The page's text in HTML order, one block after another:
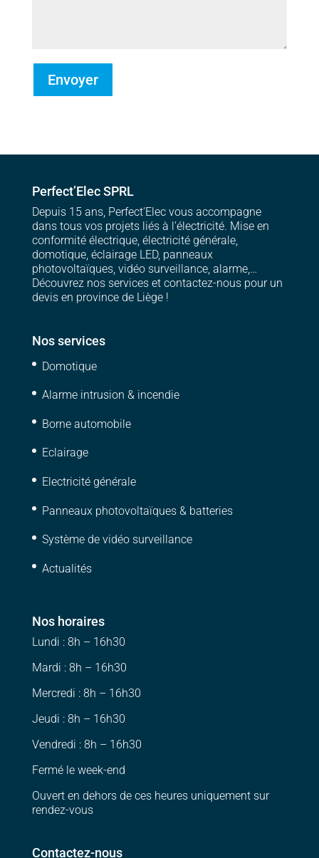
Perfect’Elec SPRL
Depuis 15 ans, Perfect’Elec vous accompagne
dans tous vos projets liés à l’électricité. Mise en
conformité électrique, électricité générale,
domotique, éclairage LED, panneaux
photovoltaïques, vidéo surveillance, alarme,…
Découvrez nos services et contactez-nous pour un
devis en province de Liège !
Nos services
Domotique
Alarme intrusion & incendie
Borne automobile
Eclairage
Electricité générale
Panneaux photovoltaïques & batteries
Système de vidéo surveillance
Actualités
Nos horaires
Lundi : 8h – 16h30
Mardi : 8h – 16h30
Mercredi : 8h – 16h30
Jeudi : 8h – 16h30
Vendredi : 8h – 16h30
Fermé le week-end
Ouvert en dehors de ces heures uniquement sur
rendez-vous
Contactez-nous